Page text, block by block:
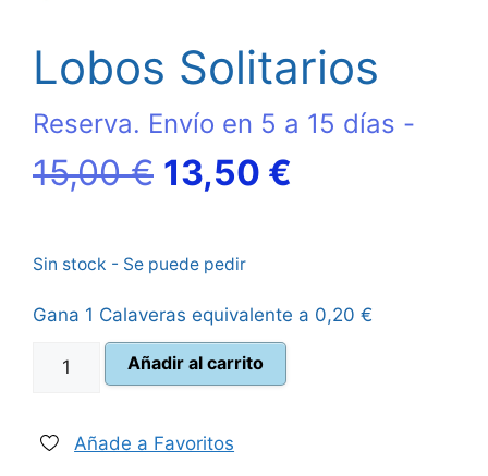
Lobos Solitarios
Reserva. Envío en 5 a 15 días -
15,00€ El
original
era:
15,00 €.
13,50 €
es:
Sin stock - Se puede pedir
Gana 1 Calaveras equivalente a 0,20 €
Lobos
Solitarios
Añadir al carrito
Añade a Favoritos